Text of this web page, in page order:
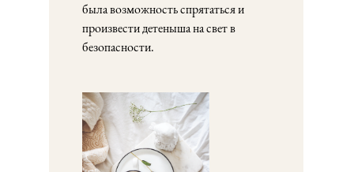
была возможность спрятаться и
произвести детеныша на свет в
безопасности.